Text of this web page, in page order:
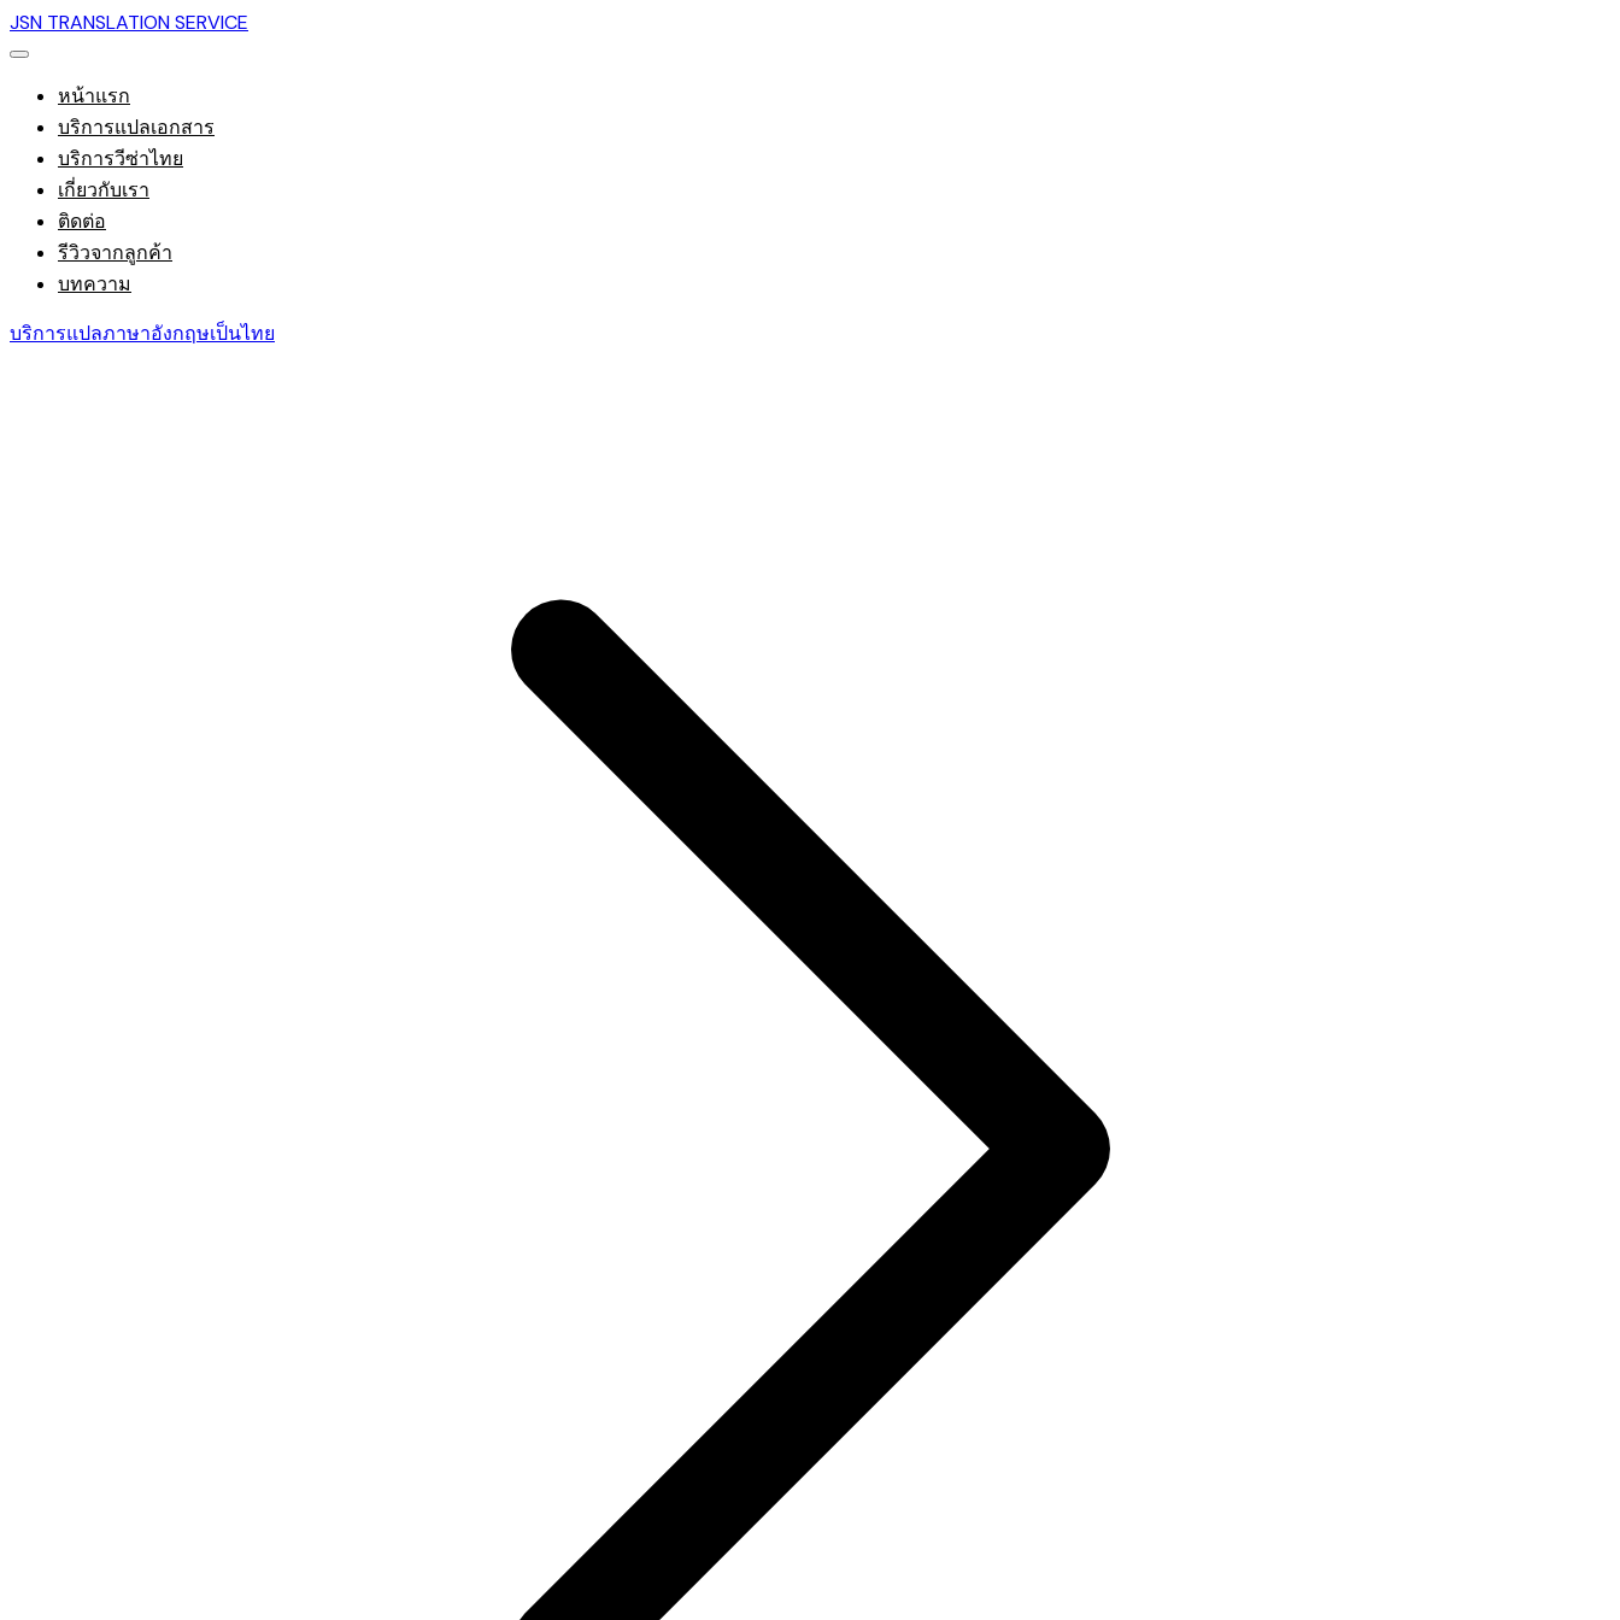
JSN TRANSLATION SERVICE
หน้าแรก
บริการแปลเอกสาร
บริการวีซ่าไทย
เกี่ยวกับเรา
ติดต่อ
รีวิวจากลูกค้า
บทความ
บริการแปลภาษาอังกฤษเป็นไทย